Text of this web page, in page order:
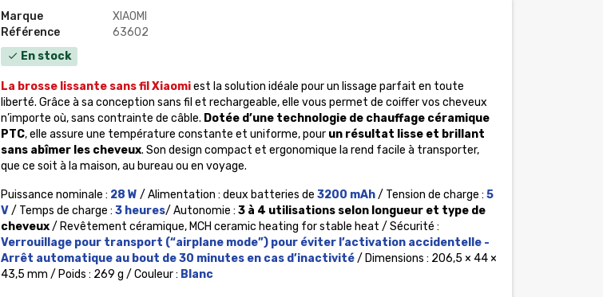
Marque
XIAOMI
Référence
63602
check En stock
La brosse lissante sans fil Xiaomiest la solution idéale pour un lissage parfait en toute
liberté. Grâce à sa conception sans fil et rechargeable, elle vous permet de coiffer vos cheveux
n’importe où, sans contrainte de câble. Dotée d’une technologie de chauffage céramique
PTC, elle assure une température constante et uniforme, pour un résultat lisse et brillant
sans abîmer les cheveux. Son design compact et ergonomique la rend facile à transporter,
que ce soit à la maison, au bureau ou en voyage.
Puissance nominale : 28 W / Alimentation : deux batteries de 3200 mAh/ Tension de charge : 5
V/ Temps de charge : 3 heures/ Autonomie : 3 à 4 utilisations selon longueur et type de
cheveux/ Revêtement céramique, MCH ceramic heating for stable heat / Sécurité :
Verrouillage pour transport (“airplane mode”) pour éviter l’activation accidentelle -
Arrêt automatique au bout de 30 minutes en cas d’inactivité/ Dimensions : 206,5 × 44 ×
43,5 mm / Poids : 269 g / Couleur : Blanc